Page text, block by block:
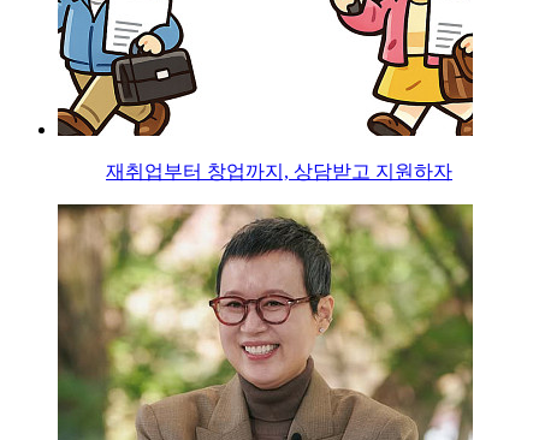
재취업부터 창업까지, 상담받고 지원하자